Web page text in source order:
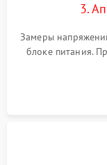
3.
Замеры
блоке питания.
помощью